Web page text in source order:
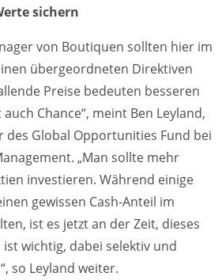
sichern
von Boutiquen sollten hier im
übergeordneten Direktiven
Preise bedeuten besseren
Chance“, meint Ben Leyland,
des Global Opportunities Fund bei
„Man sollte mehr
investieren. Während einige
gewissen Cash-Anteil im
ist es jetzt an der Zeit, dieses
ist wichtig, dabei selektiv und
so Leyland weiter.